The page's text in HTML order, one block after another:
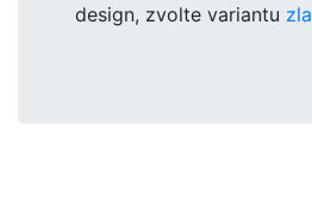
design, zvolte variantu